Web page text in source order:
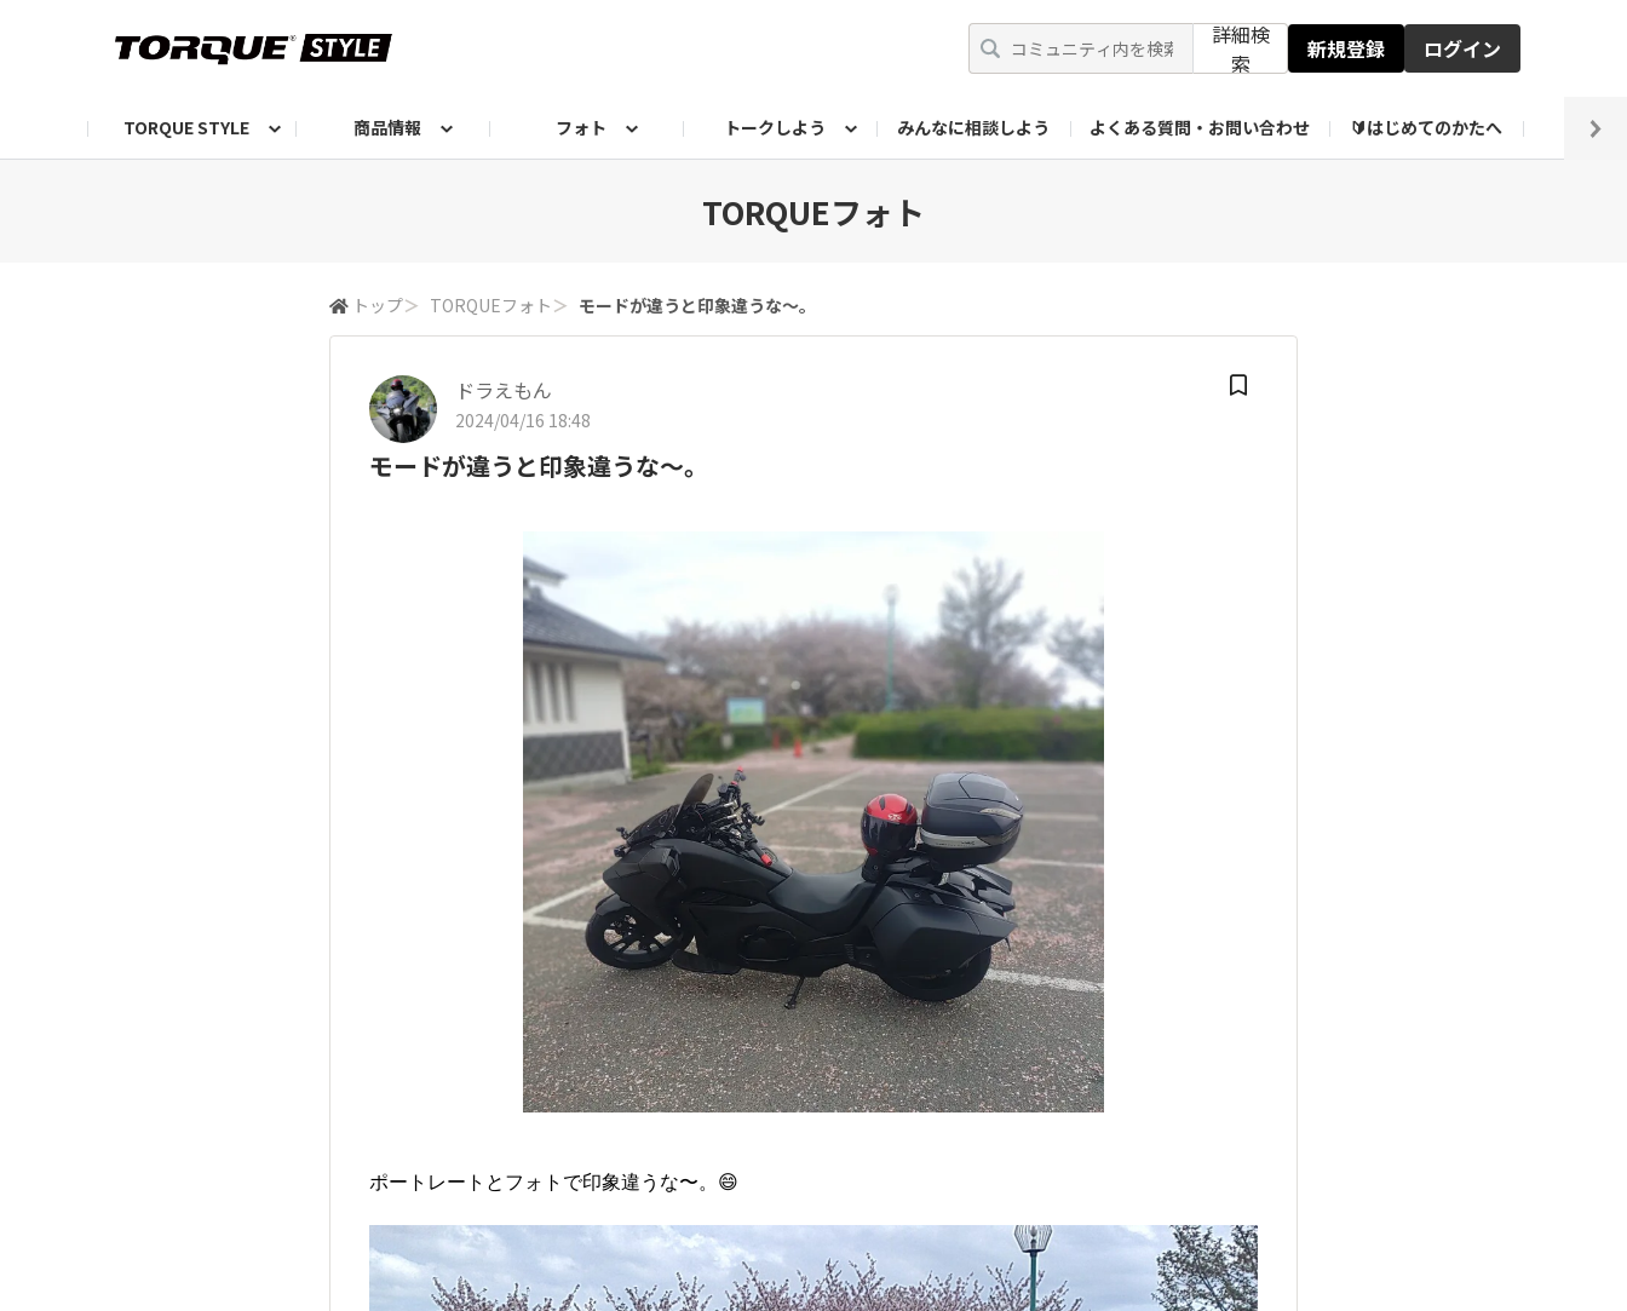
詳細検
索
新規登録 ログイン
TORQUE STYLE 商品情報 フォト トークしよう みんなに相談しよう よくある質問・お問い合わせ 🔰はじめてのかたへ 編集
TORQUEフォト
トップ＞ TORQUEフォト ＞ モードが違うと印象違うな〜。
ドラえもん
2024/04/16 18:48
モードが違うと印象違うな〜。
ポートレートとフォトで印象違うな〜。😄